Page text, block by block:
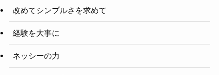
改めてシンプルさを求めて
経験を大事に
ネッシーの力